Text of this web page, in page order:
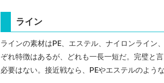
ライン
ラインの素材はPE、エステル、ナイロンライン
ぞれ特徴はあるが、どれも一長一短だ。完璧と
必要はない。接近戦なら、PEやエステルのよう